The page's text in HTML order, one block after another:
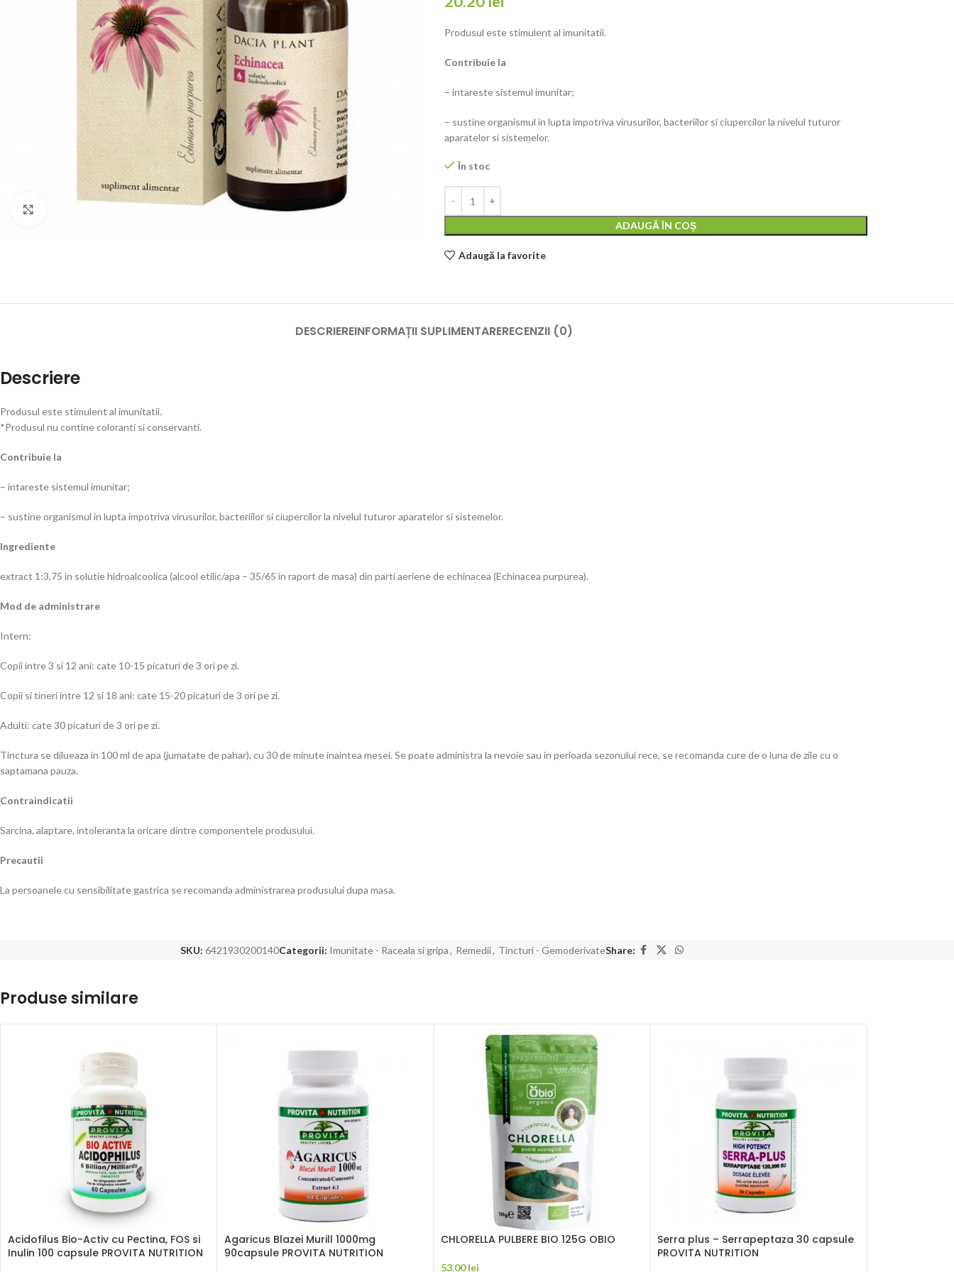
Produsul este stimulent al imunitatii.
Contribuie la
– intareste sistemul imunitar;
– sustine organismul in lupta impotriva virusurilor, bacteriilor si ciupercilor la nivelul tuturor
aparatelor si sistemelor.
În stoc
ADAUGĂ ÎN COȘ
Adaugă la favorite
DESCRIEREINFORMAȚII SUPLIMENTARERECENZII (0)
Descriere
Produsul este stimulent al imunitatii.
*Produsul nu contine coloranti si conservanti.
Contribuie la
– intareste sistemul imunitar;
– sustine organismul in lupta impotriva virusurilor, bacteriilor si ciupercilor la nivelul tuturor aparatelor si sistemelor.
Ingrediente
extract 1:3,75 in solutie hidroalcoolica (alcool etilic/apa – 35/65 in raport de masa) din parti aeriene de echinacea (Echinacea purpurea).
Mod de administrare
Intern:
Copii intre 3 si 12 ani: cate 10-15 picaturi de 3 ori pe zi.
Copii si tineri intre 12 si 18 ani: cate 15-20 picaturi de 3 ori pe zi.
Adulti: cate 30 picaturi de 3 ori pe zi.
Tinctura se dilueaza in 100 ml de apa (jumatate de pahar), cu 30 de minute inaintea mesei. Se poate administra la nevoie sau in perioada sezonului rece, se recomanda cure de o luna de zile cu o
saptamana pauza.
Contraindicatii
Sarcina, alaptare, intoleranta la oricare dintre componentele produsului.
Precautii
La persoanele cu sensibilitate gastrica se recomanda administrarea produsului dupa masa.
SKU: 6421930200140Categorii: Imunitate - Raceala si gripa, Remedii, Tincturi - GemoderivateShare:
Produse similare
Acidofilus Bio-Activ cu Pectina, FOS si
Inulin 100 capsule PROVITA NUTRITION
Agaricus Blazei Murill 1000mg
90capsule PROVITA NUTRITION
CHLORELLA PULBERE BIO 125G OBIO
53.00lei
Serra plus – Serrapeptaza 30 capsule
PROVITA NUTRITION